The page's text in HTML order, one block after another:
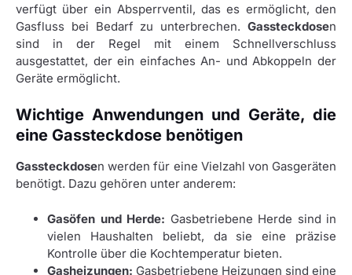
verfügt über ein Absperrventil, das es ermöglicht, den
Gasfluss bei Bedarf zu unterbrechen. Gassteckdosen
sind in der Regel mit einem Schnellverschluss
ausgestattet, der ein einfaches An- und Abkoppeln der
Geräte ermöglicht.
Wichtige Anwendungen und Geräte, die
eine Gassteckdose benötigen
Gassteckdosen werden für eine Vielzahl von Gasgeräten
benötigt. Dazu gehören unter anderem:
Gasöfen und Herde: Gasbetriebene Herde sind in
vielen Haushalten beliebt, da sie eine präzise
Kontrolle über die Kochtemperatur bieten.
Gasheizungen: Gasbetriebene Heizungen sind eine